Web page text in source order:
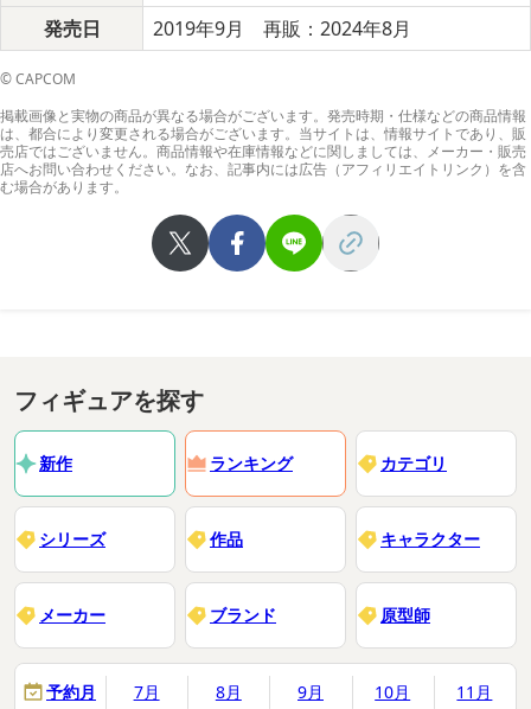
発売日
2019年9月 再販：2024年8月
© CAPCOM
掲載画像と実物の商品が異なる場合がございます。発売時期・仕様などの商品情報
は、都合により変更される場合がございます。当サイトは、情報サイトであり、販
売店ではございません。商品情報や在庫情報などに関しましては、メーカー・販売
店へお問い合わせください。なお、記事内には広告（アフィリエイトリンク）を含
む場合があります。
フィギュアを探す
新作 ランキング カテゴリ
シリーズ 作品 キャラクター
メーカー ブランド 原型師
予約月 7月 8月 9月 10月 11月